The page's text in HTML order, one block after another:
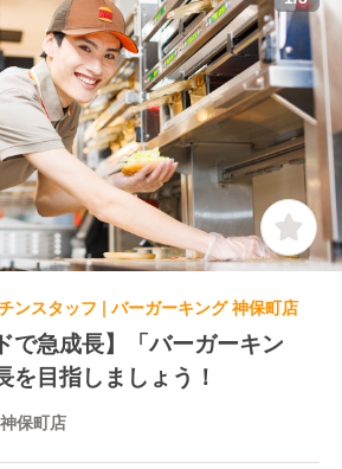
ンスタッフ | バーガーキング 神保町店
で急成長】「バーガーキン
を目指しましょう！
保町店